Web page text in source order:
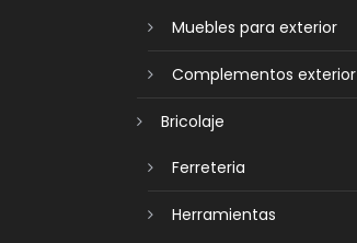
Muebles para exterior
Complementos exterior
Bricolaje
Ferreteria
Herramientas